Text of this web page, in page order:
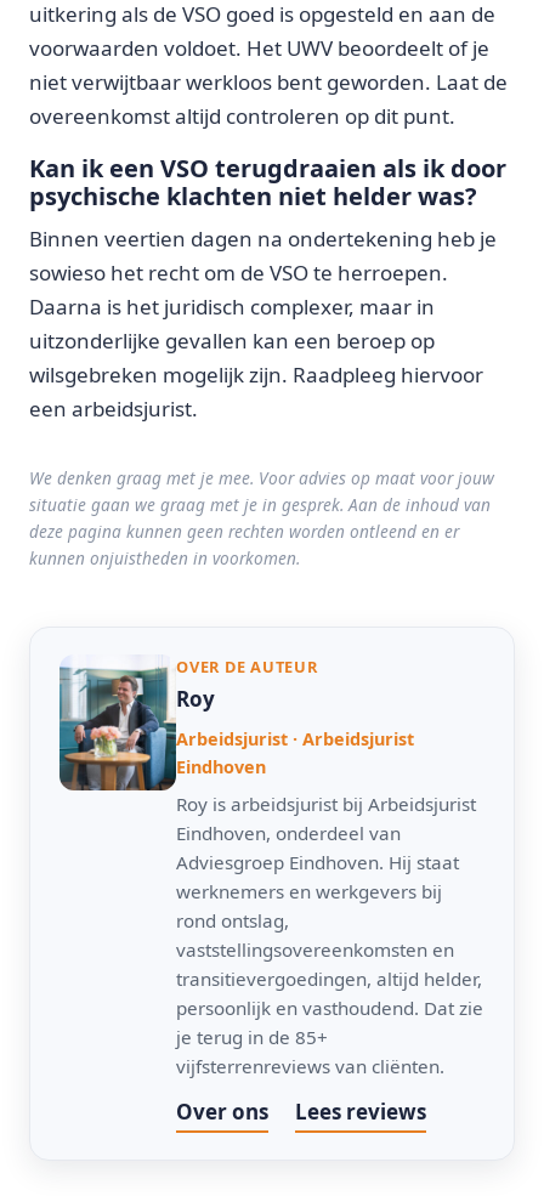
uitkering als de VSO goed is opgesteld en aan de
voorwaarden voldoet. Het UWV beoordeelt of je
niet verwijtbaar werkloos bent geworden. Laat de
overeenkomst altijd controleren op dit punt.
Kan ik een VSO terugdraaien als ik door
psychische klachten niet helder was?
Binnen veertien dagen na ondertekening heb je
sowieso het recht om de VSO te herroepen.
Daarna is het juridisch complexer, maar in
uitzonderlijke gevallen kan een beroep op
wilsgebreken mogelijk zijn. Raadpleeg hiervoor
een arbeidsjurist.
We denken graag met je mee. Voor advies op maat voor jouw
situatie gaan we graag met je in gesprek. Aan de inhoud van
deze pagina kunnen geen rechten worden ontleend en er
kunnen onjuistheden in voorkomen.
OVER DE AUTEUR
Roy
Arbeidsjurist · Arbeidsjurist
Eindhoven
Roy is arbeidsjurist bij Arbeidsjurist
Eindhoven, onderdeel van
Adviesgroep Eindhoven. Hij staat
werknemers en werkgevers bij
rond ontslag,
vaststellingsovereenkomsten en
transitievergoedingen, altijd helder,
persoonlijk en vasthoudend. Dat zie
je terug in de 85+
vijfsterrenreviews van cliënten.
Over ons Lees reviews